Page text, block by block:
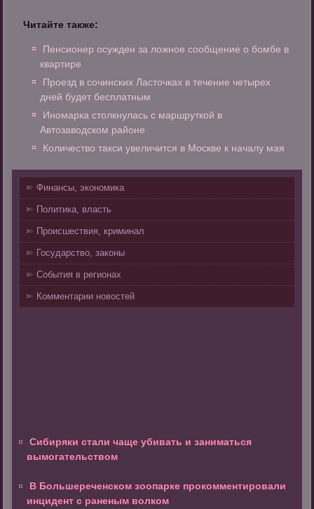
Читайте также:
Пенсионер осужден за ложное сообщение о бомбе в
квартире
Проезд в сочинских Ласточках в течение четырех
дней будет бесплатным
Иномарка столкнулась с маршруткой в
Автозаводском районе
Количество такси увеличится в Москве к началу мая
Финансы, экономика
Политика, власть
Происшествия, криминал
Государство, законы
События в регионах
Комментарии новостей
Сибиряки стали чаще убивать и заниматься
вымогательством
В Большереченском зоопарке прокомментировали
инцидент с раненым волком